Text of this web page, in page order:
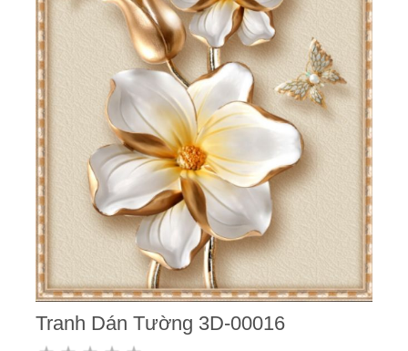
Tranh Dán Tường 3D-00016